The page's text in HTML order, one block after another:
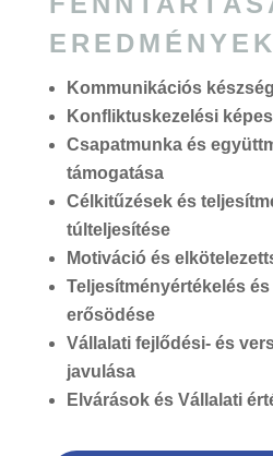
EREDMÉNYEK
Kommunikációs
Konfliktuskezelési
Csapatmunka és
támogatása
Célkitűzések és
túlteljesítése
Motiváció és
Teljesítményértékelés
erősödése
Vállalati fejlődési- és
javulása
Elvárások és Vállalati